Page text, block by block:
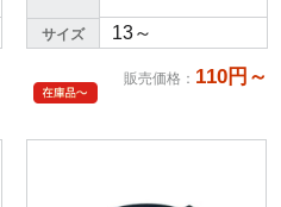
サイズ 13～
販売価格 ： 110円～